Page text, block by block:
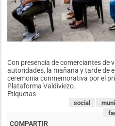
Con presencia de comerciantes de
autoridades, la mañana y tarde de
ceremonia conmemorativa por el
Plataforma Valdiviezo.
Etiquetas
social